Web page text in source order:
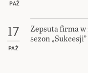
PAŹ
17
PAŹ
Zepsuta firma
sezon „Sukcesji”